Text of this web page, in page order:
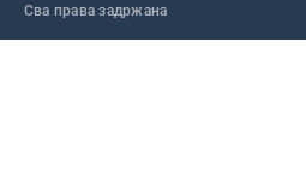
Сва права задржана